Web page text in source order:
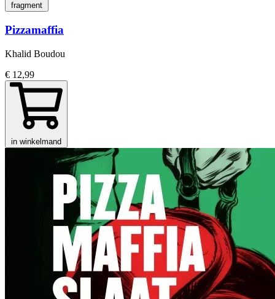
fragment
Pizzamaffia
Khalid Boudou
€ 12,99
in winkelmand